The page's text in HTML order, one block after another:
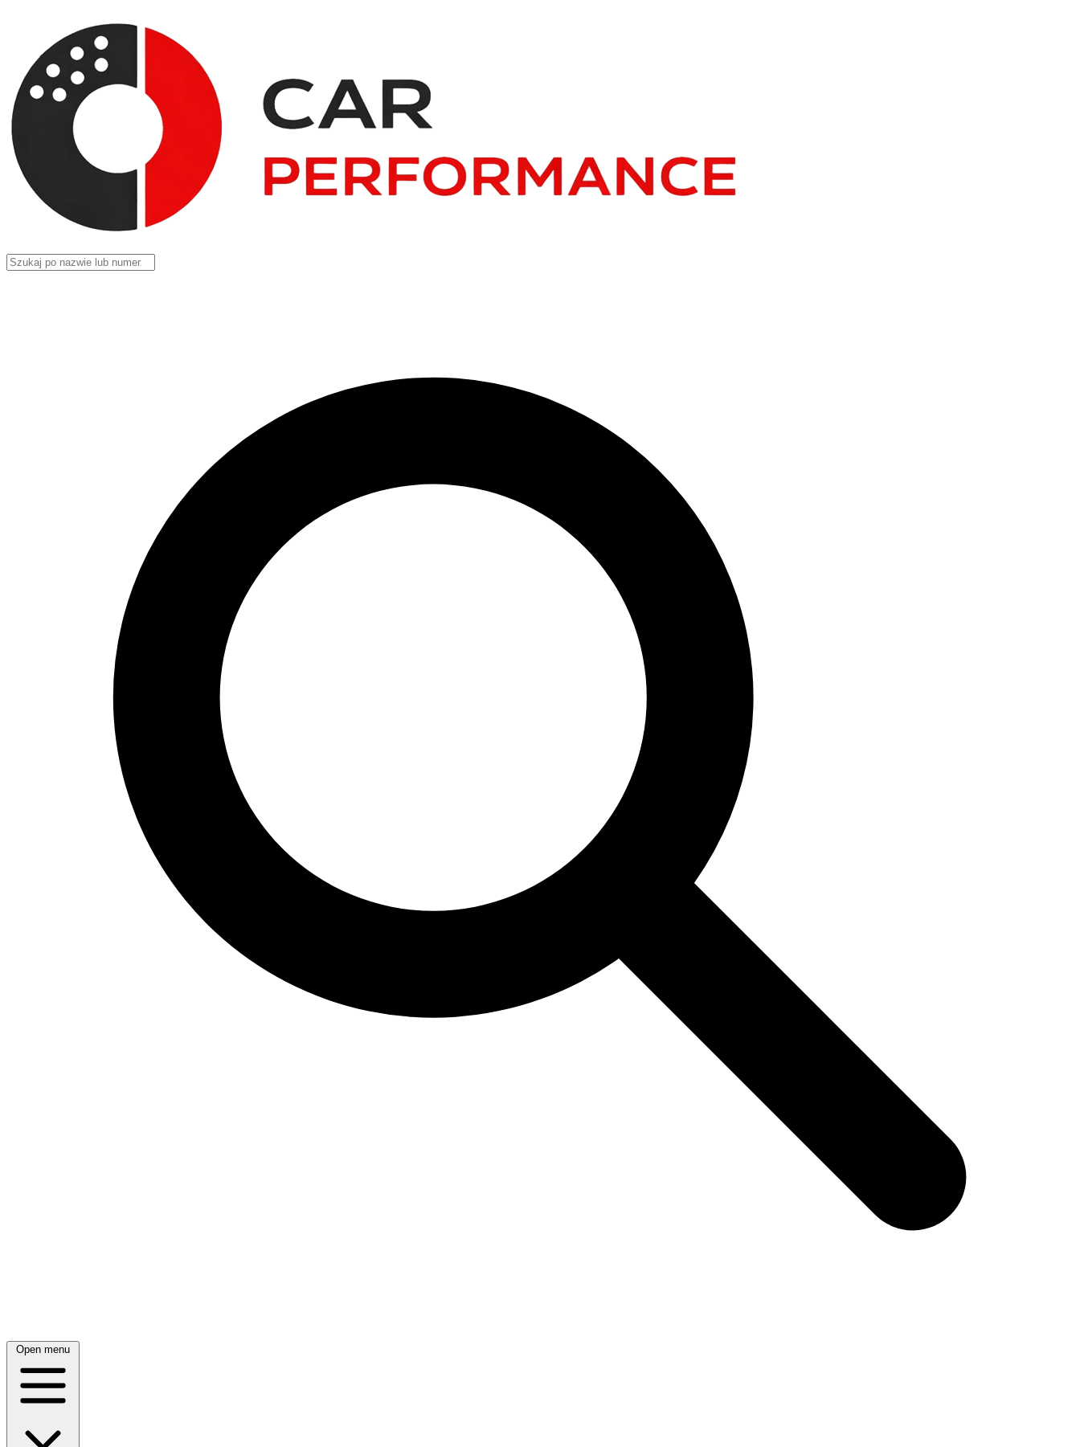
Open menu